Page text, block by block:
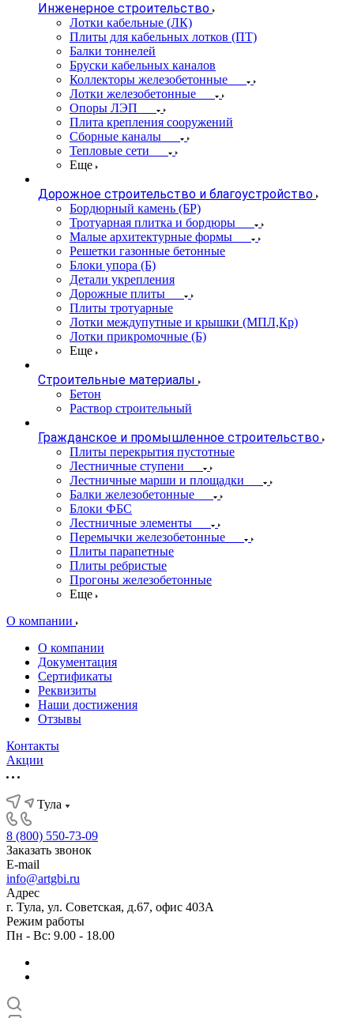
Инженерное строительство
Лотки кабельные (ЛК)
Плиты для кабельных лотков (ПТ)
Балки тоннелей
Бруски кабельных каналов
Коллекторы железобетонные
Лотки железобетонные
Опоры ЛЭП
Плита крепления сооружений
Сборные каналы
Тепловые сети
Еще
Дорожное строительство и благоустройство
Бордюрный камень (БР)
Тротуарная плитка и бордюры
Малые архитектурные формы
Решетки газонные бетонные
Блоки упора (Б)
Детали укрепления
Дорожные плиты
Плиты тротуарные
Лотки междупутные и крышки (МПЛ,Кр)
Лотки прикромочные (Б)
Еще
Строительные материалы
Бетон
Раствор строительный
Гражданское и промышленное строительство
Плиты перекрытия пустотные
Лестничные ступени
Лестничные марши и площадки
Балки железобетонные
Блоки ФБС
Лестничные элементы
Перемычки железобетонные
Плиты парапетные
Плиты ребристые
Прогоны железобетонные
Еще
О компании
О компании
Документация
Сертификаты
Реквизиты
Наши достижения
Отзывы
Контакты
Акции
Тула
8 (800) 550-73-09
Заказать звонок
E-mail
info@artgbi.ru
Адрес
г. Тула, ул. Советская, д.67, офис 403А
Режим работы
Пн - Вс: 9.00 - 18.00